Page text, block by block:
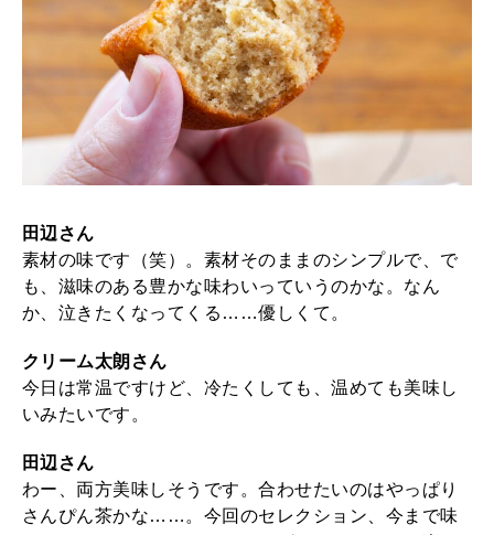
田辺さん
素材の味です（笑）。素材そのままのシンプルで、で
も、滋味のある豊かな味わいっていうのかな。なん
か、泣きたくなってくる……優しくて。
クリーム太朗さん
今日は常温ですけど、冷たくしても、温めても美味し
いみたいです。
田辺さん
わー、両方美味しそうです。合わせたいのはやっぱり
さんぴん茶かな……。今回のセレクション、今まで味